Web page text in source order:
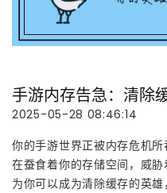
手游内存告急：清除
2025-05-28 08:46:14
你的手游世界正被内存危机
在蚕食着你的存储空间，威
为你可以成为清除缓存的英